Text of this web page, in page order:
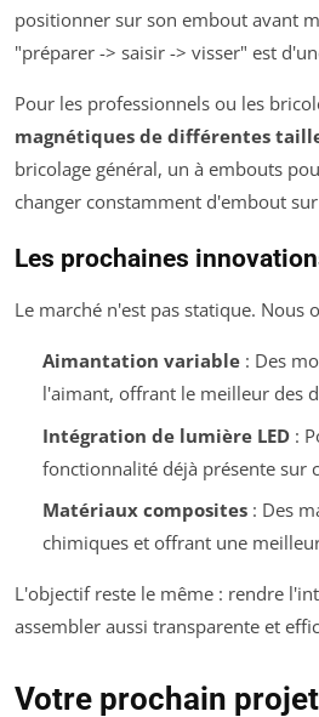
positionner sur son embout avant
"préparer -> saisir -> visser" est
Pour les professionnels ou les
magnétiques de différentes
bricolage général, un à embouts
changer constamment d'embout
Les prochaines
Le marché n'est pas statique. Nous
Aimantation variable: Des
l'aimant, offrant le meilleur des
Intégration de lumière LED:
fonctionnalité déjà présente sur
Matériaux composites: Des
chimiques et offrant une
L'objectif reste le même : rendre
assembler aussi transparente et
Votre prochain